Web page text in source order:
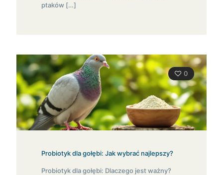
ptaków […]
0
Probiotyk dla gołębi: Jak wybrać najlepszy?
Probiotyk dla gołębi: Dlaczego jest ważny?